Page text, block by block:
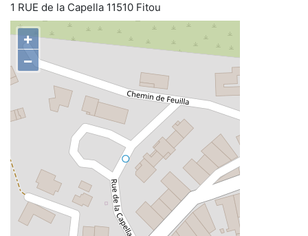
1 RUE de la Capella 11510 Fitou
+
−